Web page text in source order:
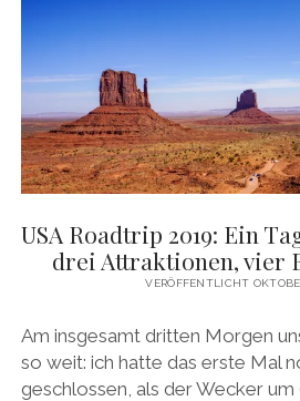
INS
NIEMANDSLAND.
USA Roadtrip 2019: Ein
drei Attraktionen, vier
VERÖFFENTLICHT
Am insgesamt dritten Morgen
so weit: ich hatte das erste Mal
geschlossen, als der Wecker um